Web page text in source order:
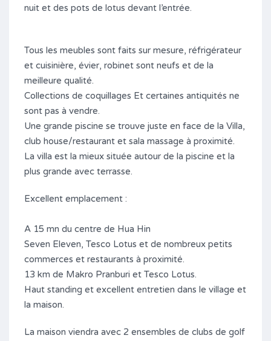
nuit et des pots de lotus devant l’entrée.
Tous les meubles sont faits sur mesure, réfrigérateur
et cuisinière, évier, robinet sont neufs et de la
meilleure qualité.
Collections de coquillages Et certaines antiquités ne
sont pas à vendre.
Une grande piscine se trouve juste en face de la Villa,
club house/restaurant et sala massage à proximité.
La villa est la mieux située autour de la piscine et la
plus grande avec terrasse.
Excellent emplacement :
A 15 mn du centre de Hua Hin
Seven Eleven, Tesco Lotus et de nombreux petits
commerces et restaurants à proximité.
13 km de Makro Pranburi et Tesco Lotus.
Haut standing et excellent entretien dans le village et
la maison.
La maison viendra avec 2 ensembles de clubs de golf